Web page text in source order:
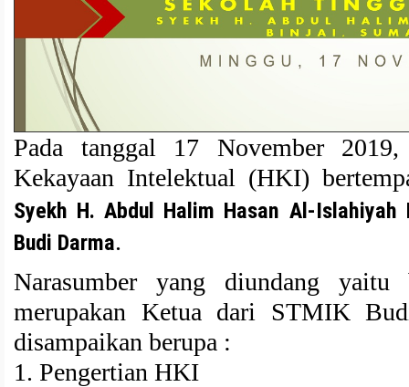
Pada tanggal 17 November
Kekayaan Intelektual (HKI)
Syekh H. Abdul Halim Hasan Al-Islahiyah
Budi Darma.
Narasumber yang diundang
merupakan Ketua dari STMIK
disampaikan berupa :
1. Pengertian HKI